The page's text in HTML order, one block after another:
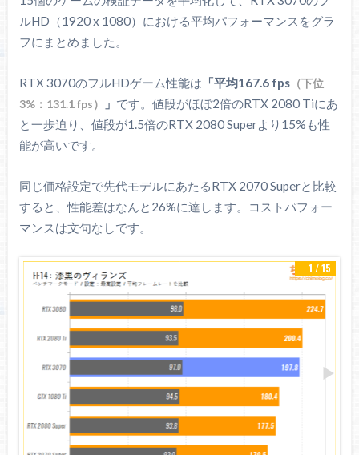
ルHD（1920 x 1080）における平均パフォーマンスをグラ
フにまとめました。
RTX 3070のフルHDゲーム性能は 「平均167.6 fps（下位
3%：131.1 fps）
」 です。値段がほぼ2倍のRTX 2080 Tiにあ
と一歩迫り、値段が1.5倍のRTX 2080 Superより15%も性
能が高いです。
同じ価格設定で先代モデルにあたるRTX 2070 Superと比較
すると、性能差はなんと26%に達します。コストパフォー
マンスは文句なしです。
1 / 15